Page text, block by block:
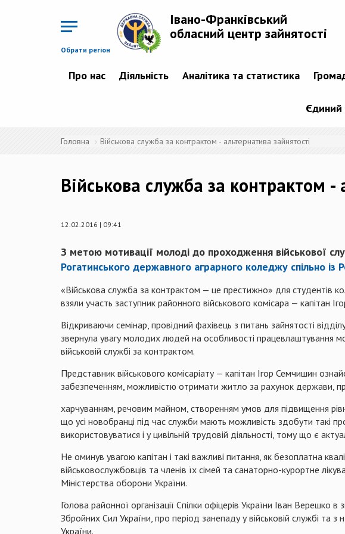
Обрати регіон
Івано-Франківський
обласний центр зайнятості
Про нас Діяльність Аналітика та статистика
Єдиний
Головна Військова служба за контрактом - альтернатива зайнятості
Військова служба за контрактом -
12.02.2016 | 09:41
З метою мотивації молоді до проходження військової
Рогатинського державного аграрного коледжу спільно
«Військова служба за контрактом — це престижно» для студентів
взяли участь заступник районного військового комісара — капітан
Відкриваючи семінар, провідний фахівець з питань зайнятості
звернула увагу молодих людей на особливості працевлаштування
військовій службі за контрактом.
Представник військового комісаріату — капітан Ігор Семчишин
забезпеченням, можливістю отримати житло за рахунок держави,
харчуванням, речовим майном, створенням умов для підвищення
що усі новобранці під час служби мають можливість здобути такі
використовуватися і у цивільній трудовій діяльності, тому що є
Не оминув увагою капітан і такі важливі питання, як безоплатна
військовослужбовців та членів їх сімей та санаторно-курортне
Міністерства оборони України.
Голова районної організації Спілки офіцерів України Іван Верешко в
Збройних Сил України, про період занепаду у військовій службі та з
України.